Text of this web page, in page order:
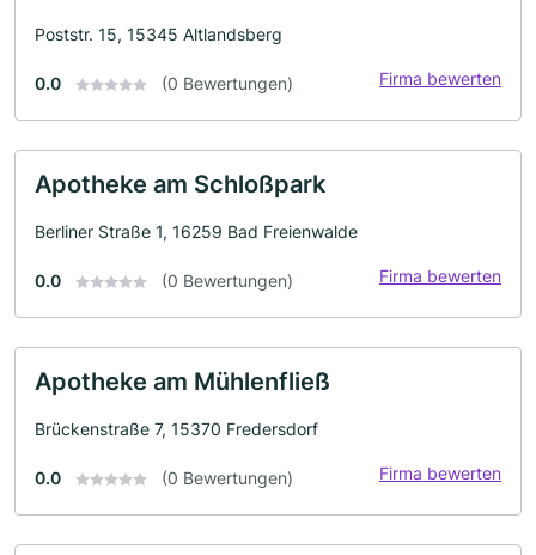
Poststr. 15, 15345 Altlandsberg
0.0 (0 Bewertungen) Firma bewerten
Apotheke am Schloßpark
Berliner Straße 1, 16259 Bad Freienwalde
0.0 (0 Bewertungen) Firma bewerten
Apotheke am Mühlenfließ
Brückenstraße 7, 15370 Fredersdorf
0.0 (0 Bewertungen) Firma bewerten